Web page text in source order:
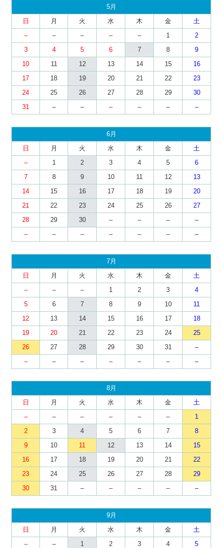
5月
日
月 火 水 木 金
土
–
– – – – 1
2
3
4 5 6 7 8
9
10
11 12 13 14 15
16
17
18 19 20 21 22
23
24
25 26 27 28 29
30
31
– – – – – –
6月
日
月 火 水 木 金
土
–
1 2 3 4 5
6
7
8 9 10 11 12
13
14
15 16 17 18 19
20
21
22 23 24 25 26
27
28
29 30 – – –
–
–
– – – – – –
7月
日
月 火 水 木 金
土
–
– – 1 2 3
4
5
6 7 8 9 10
11
12
13 14 15 16 17
18
19
20 21 22 23 24
25
26
27 28 29 30 31
–
–
– – – – – –
8月
日
月 火 水 木 金
土
–
– – – – –
1
2
3 4 5 6 7
8
9
10 11 12 13 14
15
16
17 18 19 20 21
22
23
24 25 26 27 28
29
30
31 – – – – –
9月
日
月 火 水 木 金
土
–
– 1 2 3 4
5